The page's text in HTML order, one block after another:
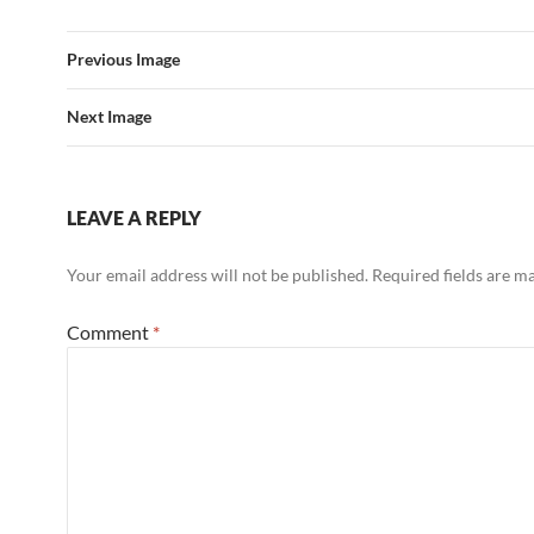
Previous Image
Next Image
LEAVE A REPLY
Your email address will not be published. Required fields are
Comment *